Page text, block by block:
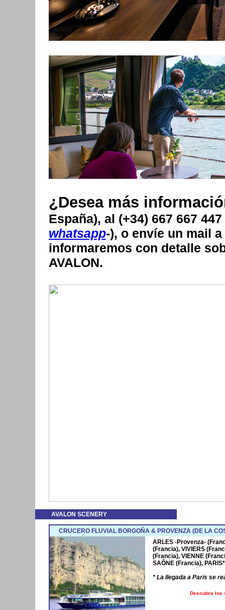
¿Desea más
España), al (+34) 667 667
whatsapp-), o envíe un mail a
informaremos con detalle
AVALON.
AVALON SCENERY
CRUCERO FLUVIAL BORGOÑA & PROVENZA (DE LA
ARLES -Provenza-
(Francia), VIVIERS
(Francia), VIENNE
SAÔNE (Francia),
* La llegada a Paris se
Descubra los